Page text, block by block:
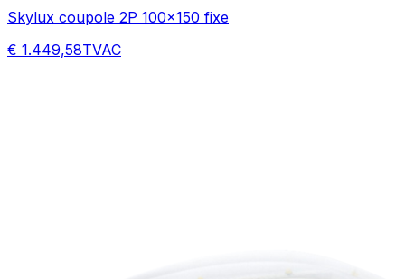
Skylux coupole 2P 100x150 fixe
€ 1.449,58TVAC